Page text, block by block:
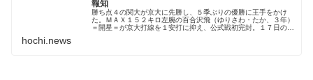
報知
勝ち点４の関大が京大に先勝し、５季ぶりの優勝に王手をかけ
た。ＭＡＸ１５２キロ左腕の百合沢飛（ゆりさわ・たか、３年）
＝開星＝が京大打線を１安打に抑え、公式戦初完封。１７日の２
hochi.news